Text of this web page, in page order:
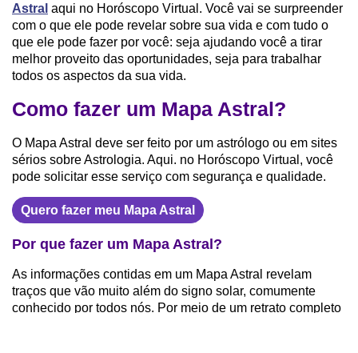
Astral aqui no Horóscopo Virtual. Você vai se surpreender
com o que ele pode revelar sobre sua vida e com tudo o
que ele pode fazer por você: seja ajudando você a tirar
melhor proveito das oportunidades, seja para trabalhar
todos os aspectos da sua vida.
Como fazer um Mapa Astral?
O Mapa Astral deve ser feito por um astrólogo ou em sites
sérios sobre Astrologia. Aqui. no Horóscopo Virtual, você
pode solicitar esse serviço com segurança e qualidade.
Quero fazer meu Mapa Astral
Por que fazer um Mapa Astral?
As informações contidas em um Mapa Astral revelam
traços que vão muito além do signo solar, comumente
conhecido por todos nós. Por meio de um retrato completo